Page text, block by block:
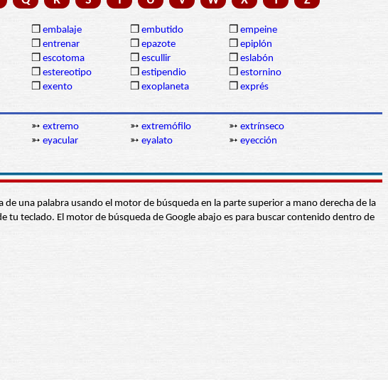
❒ embalaje ❒ embutido ❒ empeine
❒ entrenar ❒ epazote ❒ epiplón
❒ escotoma ❒ escullir ❒ eslabón
❒ estereotipo ❒ estipendio ❒ estornino
❒ exento ❒ exoplaneta ❒ exprés
➳ extremo ➳ extremófilo ➳ extrínseco
➳ eyacular ➳ eyalato ➳ eyección
una palabra usando el motor de búsqueda en la parte superior a mano derecha de la
teclado. El motor de búsqueda de Google abajo es para buscar contenido dentro de